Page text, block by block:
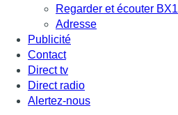
Regarder et écouter BX1
Adresse
Publicité
Contact
Direct tv
Direct radio
Alertez-nous